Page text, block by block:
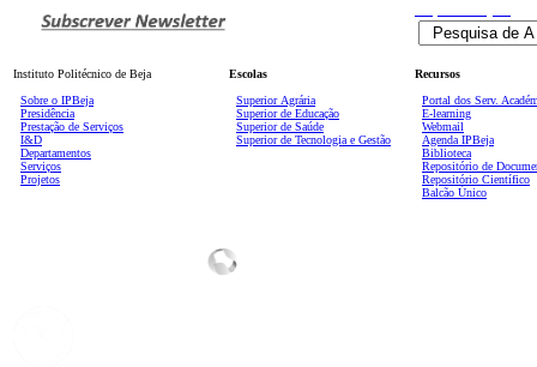
Instituto Politécnico de Beja
Sobre o IPBeja
Presidência
Prestação de Serviços
I&D
Departamentos
Serviços
Projetos
Escolas
Superior Agrária
Superior de Educação
Superior de Saúde
Superior de Tecnologia e Gestão
Recursos
Portal dos Serv.
E-learning
Webmail
Agenda IPBeja
Biblioteca
Repositório de
Repositório Científico
Balcão Único